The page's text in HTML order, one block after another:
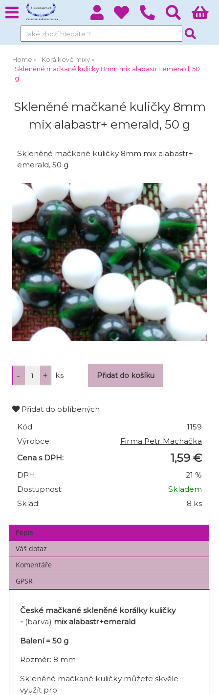
Home
Korálkové mixy
Skleněné mačkané kuličky 8mm mix alabastr+ emerald, 50
g
Skleněné mačkané kuličky 8mm
mix alabastr+ emerald, 50 g
Skleněné mačkané kuličky 8mm mix alabastr+
emerald, 50 g
ks
Přidat do oblíbených
Kód:
1159
Výrobce:
Firma Petr Machačka
Cena s DPH:
1,59 €
DPH:
21 %
Dostupnost:
Skladem
Sklad:
8 ks
Popis
Váš dotaz
Komentáře
GPSR
České mačkané skleněné korálky kuličky
-(barva) mix alabastr+emerald
Balení = 50 g
Rozměr: 8 mm
Skleněné mačkané kuličky můžete skvěle
využít pro